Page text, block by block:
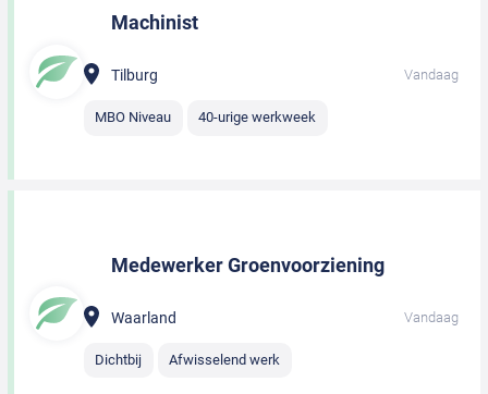
Machinist
Tilburg Vandaag
MBO Niveau 40-urige werkweek
Medewerker Groenvoorziening
Waarland Vandaag
Dichtbij Afwisselend werk